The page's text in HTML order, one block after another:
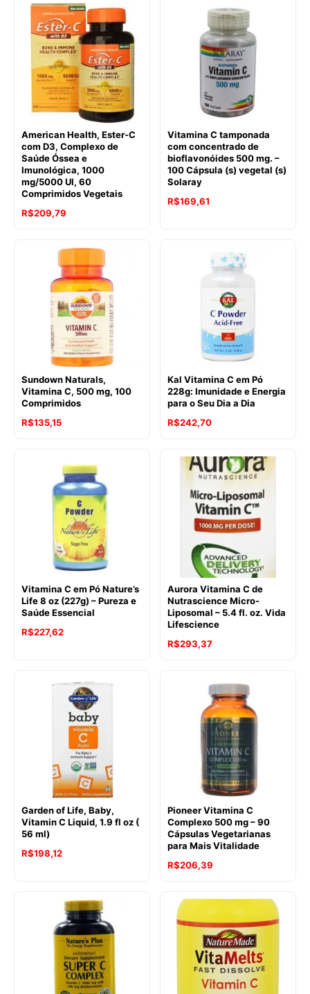
American Health, Ester-C
com D3, Complexo de
Saúde Óssea e
Imunológica, 1000
mg/5000 UI, 60
Comprimidos Vegetais
R$209,79
Vitamina C tamponada
com concentrado de
bioflavonóides 500 mg. –
100 Cápsula (s) vegetal (s)
Solaray
R$169,61
Sundown Naturals,
Vitamina C, 500 mg, 100
Comprimidos
R$135,15
Kal Vitamina C em Pó
228g: Imunidade e Energia
para o Seu Dia a Dia
R$242,70
Vitamina C em Pó Nature’s
Life 8 oz (227g) – Pureza e
Saúde Essencial
R$227,62
Aurora Vitamina C de
Nutrascience Micro-
Liposomal – 5.4 fl. oz. Vida
Lifescience
O
R$342,94.
R$293,37O
é:
R$293,37.
Garden of Life, Baby,
Vitamin C Liquid, 1.9 fl oz (
56 ml)
R$198,12
Pioneer Vitamina C
Complexo 500 mg – 90
Cápsulas Vegetarianas
para Mais Vitalidade
R$206,39